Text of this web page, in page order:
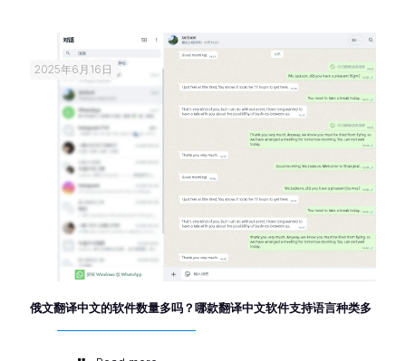
2025年6月16日
俄文翻译中文的软件数量多吗？哪款翻译中文软件支持语言种类多